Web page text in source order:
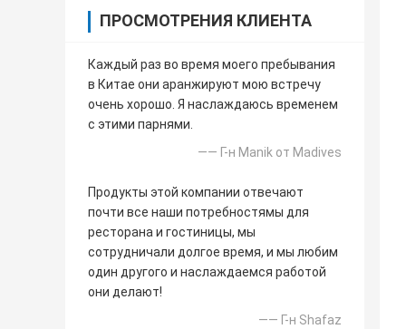
ПРОСМОТРЕНИЯ КЛИЕНТА
Каждый раз во время моего пребывания
в Китае они аранжируют мою встречу
очень хорошо. Я наслаждаюсь временем
с этими парнями.
—— Г-н Manik от Madives
Продукты этой компании отвечают
почти все наши потребностямы для
ресторана и гостиницы, мы
сотрудничали долгое время, и мы любим
один другого и наслаждаемся работой
они делают!
—— Г-н Shafaz